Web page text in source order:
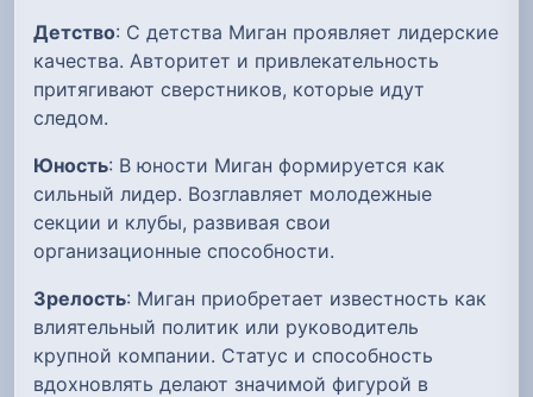
Детство: С детства Миган проявляет лидерские
качества. Авторитет и привлекательность
притягивают сверстников, которые идут
следом.
Юность: В юности Миган формируется как
сильный лидер. Возглавляет молодежные
секции и клубы, развивая свои
организационные способности.
Зрелость: Миган приобретает известность как
влиятельный политик или руководитель
крупной компании. Статус и способность
вдохновлять делают значимой фигурой в